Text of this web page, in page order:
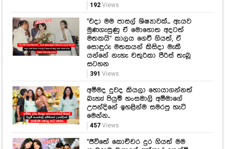
192Views
"එදා මම පාසල් ශිෂ්‍යාවක්... ඇයව
මුණගැසුණු ඒ මොහොත අදටත්
මතකයි" කාලය ගෙවී ගියත්, ඒ
සොඳුරු මතකයන් කිසිදා මැකී
යන්නේ නැහැ චතුරිකා පීරිස් තැබූ
සටහන
391 Views
අම්මද දුවද කියලා හොයාගන්නත්
බැහැ! පියුමි හංසමාලි අම්මාගේ
උපන්දිනේ ඉහළින්ම සමරපු හැටි
මෙන්න..
457Views
"ජීවිතේ කොච්චර දුර ගියත් මම